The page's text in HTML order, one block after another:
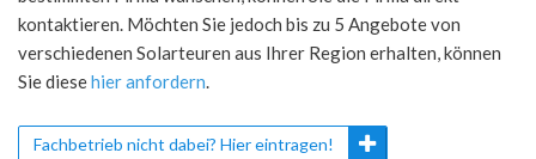
kontaktieren. Möchten Sie jedoch bis zu 5 Angebote von
verschiedenen Solarteuren aus Ihrer Region erhalten, können
Sie diesehier anfordern.
Fachbetrieb nicht dabei? Hier eintragen!